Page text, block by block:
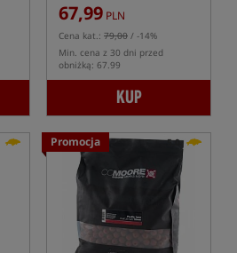
67,99 PLN
Cena kat.: 79,00 / -14%
Min. cena z 30 dni przed
obniżką: 67.99
KUP
Promocja 5,0